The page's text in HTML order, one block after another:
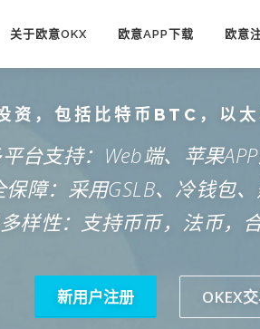
关于欧意OKX 欧意APP下载 欧意
资，包括比特币BTC，以
平台支持：Web端、苹果
保障：采用GSLB、冷钱包
多样性：支持币币，法币，
新用户注册 OKEX